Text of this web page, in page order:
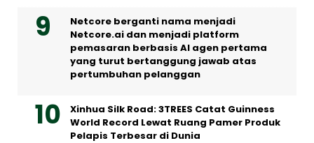
Netcore berganti nama menjadi
Netcore.ai dan menjadi platform
pemasaran berbasis AI agen pertama
yang turut bertanggung jawab atas
pertumbuhan pelanggan
Xinhua Silk Road: 3TREES Catat Guinness
World Record Lewat Ruang Pamer Produk
Pelapis Terbesar di Dunia